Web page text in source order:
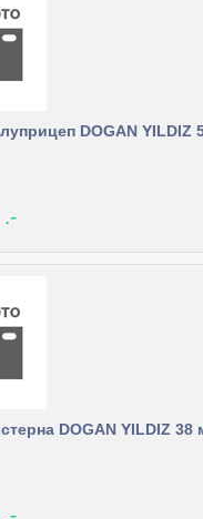
DOGAN YILDIZ
DOGAN YILDIZ 38